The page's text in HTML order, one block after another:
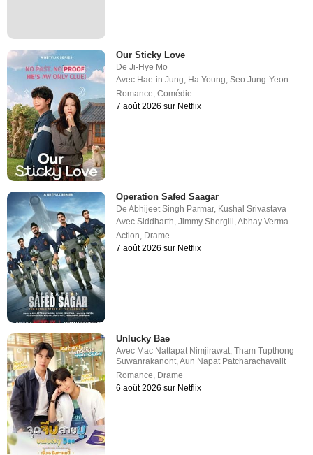
Our Sticky Love
DeJi-Hye Mo
Avec Hae-in Jung Ha Young ,Seo Jung-Yeon
Romance ,Comédie
7 août 2026 sur Netflix
Operation Safed Saagar
DeAbhijeet Singh Parmar, Kushal Srivastava
AvecSiddharth,Jimmy Shergill ,Abhay Verma
Action, Drame
7 août 2026 sur Netflix
Unlucky Bae
Avec Mac Nattapat Nimjirawat,Tham Tupthong
Suwanrakanont,Aun Napat Patcharachavalit
Romance, Drame
6 août 2026 sur Netflix